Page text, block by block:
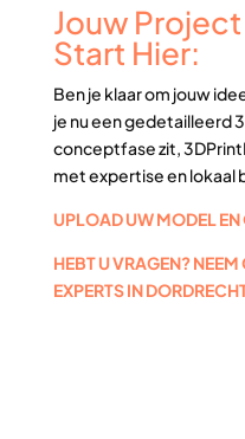
Jouw
Start Hier:
Ben je klaar om jouw
je nu een gedetailleerd
conceptfase zit,
met expertise en lokaal
UPLOAD UW MODEL EN
HEBT U VRAGEN?
EXPERTS IN